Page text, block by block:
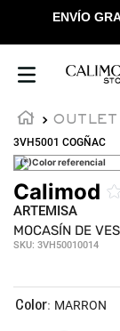
ENVÍO
OUTLET
3VH5001 COGÑAC
(*)Color referencial
Calimod
ARTEMISA
MOCASÍN DE
SKU: 3VH50010014
: MARRON